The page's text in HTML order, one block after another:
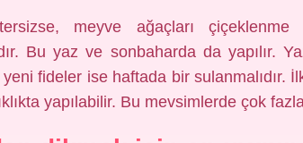
meyve ağaçları çiçeklenme
Bu yaz ve sonbaharda da yapılır.
fideler ise haftada bir sulanmalıdır.
yapılabilir. Bu mevsimlerde çok